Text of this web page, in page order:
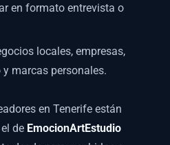
en formato entrevista o
locales, empresas,
marcas personales.
en Tenerife están
de EmocionArtEstudio